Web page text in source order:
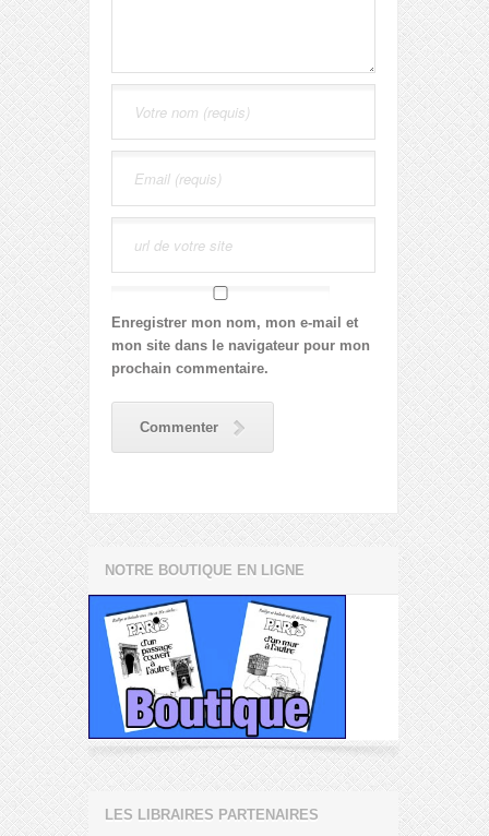
Enregistrer mon nom, mon e-mail et
mon site dans le navigateur pour mon
prochain commentaire.
Commenter
NOTRE BOUTIQUE EN LIGNE
LES LIBRAIRES PARTENAIRES